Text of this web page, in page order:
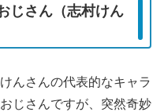
じさん（志村けん
んさんの代表的なキャラ
じさんですが、突然奇妙